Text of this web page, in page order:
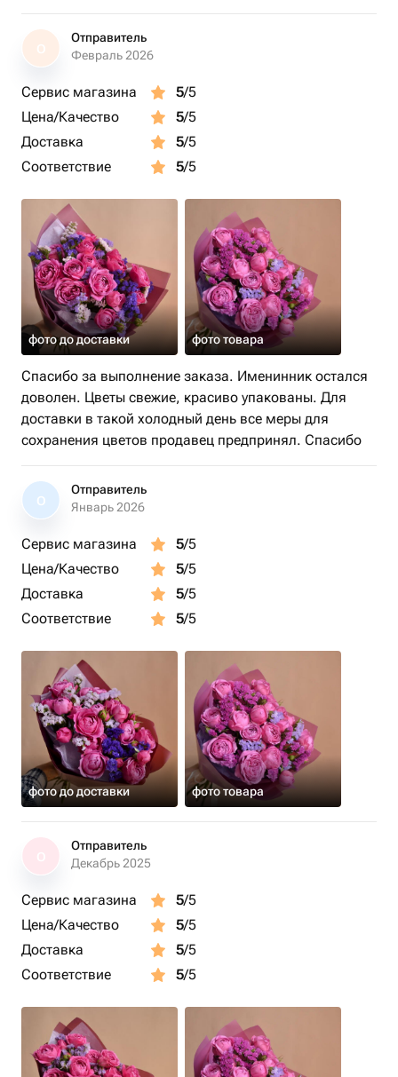
О
Отправитель
Февраль 2026
Сервис магазина 5/5
Цена/Качество
5/5
Доставка
5/5
Соответствие
5/5
фото до доставки фото товара
Спасибо за выполнение заказа. Именинник остался
доволен. Цветы свежие, красиво упакованы. Для
доставки в такой холодный день все меры для
сохранения цветов продавец предпринял. Спасибо
О
Отправитель
Январь 2026
Сервис магазина 5/5
Цена/Качество
5/5
Доставка
5/5
Соответствие
5/5
фото до доставки фото товара
Отправитель
Декабрь 2025
Сервис магазина 5/5
Цена/Качество
5/5
Доставка
5/5
Соответствие
5/5